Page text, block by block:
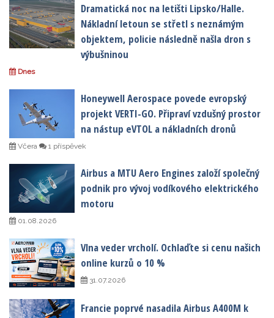
Dramatická noc na letišti Lipsko/Halle.
Nákladní letoun se střetl s neznámým
objektem, policie následně našla dron s
výbušninou
Dnes
Honeywell Aerospace povede evropský
projekt VERTI-GO. Připraví vzdušný prostor
na nástup eVTOL a nákladních dronů
Včera 1 příspěvek
Airbus a MTU Aero Engines založí společný
podnik pro vývoj vodíkového elektrického
motoru
01.08.2026
Vlna veder vrcholí. Ochlaďte si cenu našich
online kurzů o 10 %
31.07.2026
Francie poprvé nasadila Airbus A400M k